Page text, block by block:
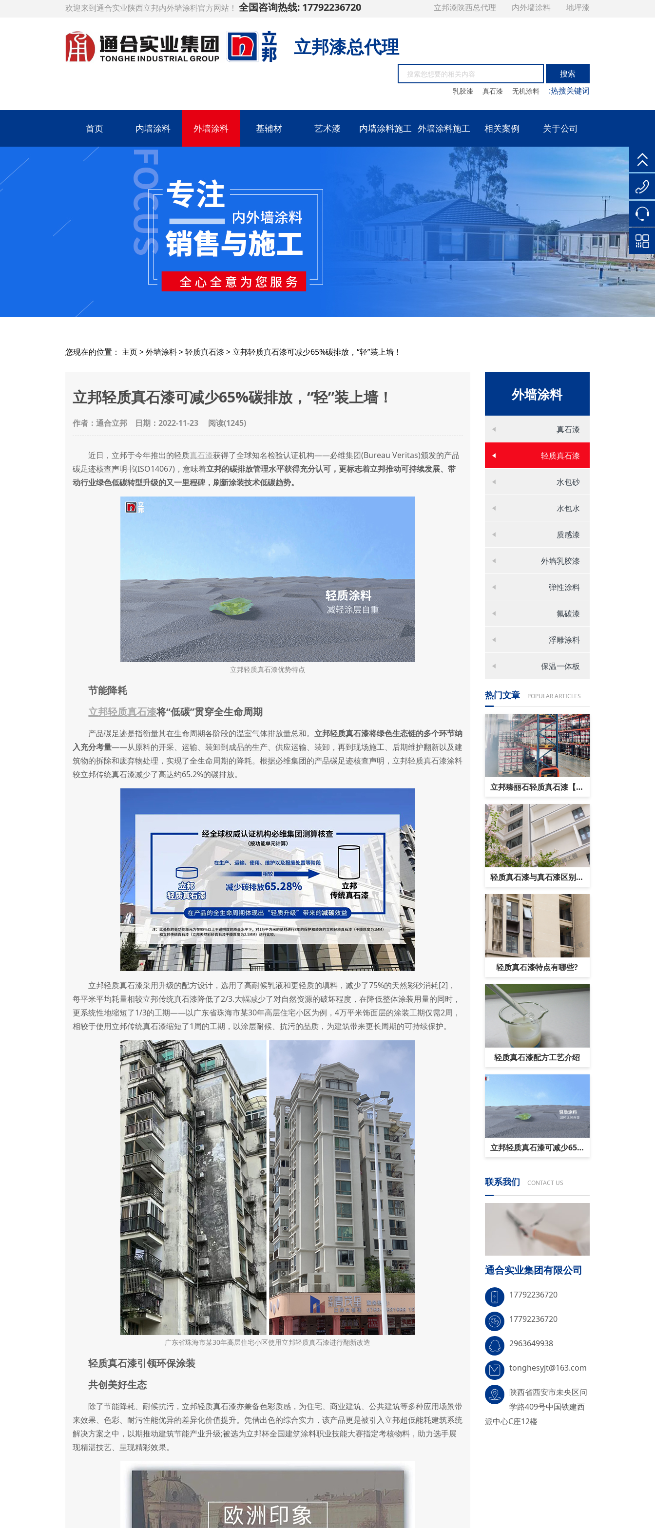
欢迎来到通合实业陕西立邦内外墙涂料官方网站！全国咨询热线: 17792236720 立邦漆陕西总代理 内外墙涂料 地坪漆
立邦漆总代理
乳胶漆 真石漆 无机涂料 :热搜关键词
首页 内墙涂料 外墙涂料 基辅材 艺术漆 内墙涂料施工 外墙涂料施工 相关案例 关于公司
您现在的位置： 主页>外墙涂料>轻质真石漆 > 立邦轻质真石漆可减少65%碳排放，“轻”装上墙！
外墙涂料
真石漆
轻质真石漆
水包砂
水包水
质感漆
外墙乳胶漆
弹性涂料
氟碳漆
浮雕涂料
保温一体板
热门文章 POPULAR ARTICLES
立邦臻丽石轻质真石漆【产
品规格和价格】
轻质真石漆与真石漆区别有
哪些?
轻质真石漆特点有哪些?
轻质真石漆配方工艺介绍
立邦轻质真石漆可减少65%
联系我们 CONTACT US
通合实业集团有限公司
17792236720
17792236720
2963649938
tonghesyjt@163.com
陕西省西安市未央区问
学路409号中国铁建西
派中心C座12楼
立邦轻质真石漆可减少65%碳排放，“轻”装上墙！
作者：通合立邦 日期：2022-11-23 阅读(1245)
近日，立邦于今年推出的轻质真石漆获得了全球知名检验认证机构——必维集团(Bureau Veritas)颁发的产品
碳足迹核查声明书(ISO14067)，意味着立邦的碳排放管理水平获得充分认可，更标志着立邦推动可持续发展、带
动行业绿色低碳转型升级的又一里程碑，刷新涂装技术低碳趋势。
立邦轻质真石漆优势特点
节能降耗
立邦轻质真石漆将“低碳”贯穿全生命周期
产品碳足迹是指衡量其在生命周期各阶段的温室气体排放量总和。立邦轻质真石漆将绿色生态链的多个环节纳
入充分考量——从原料的开采、运输、装卸到成品的生产、供应运输、装卸，再到现场施工、后期维护翻新以及建
筑物的拆除和废弃物处理，实现了全生命周期的降耗。根据必维集团的产品碳足迹核查声明，立邦轻质真石漆涂料
较立邦传统真石漆减少了高达约65.2%的碳排放。
立邦轻质真石漆采用升级的配方设计，选用了高耐候乳液和更轻质的填料，减少了75%的天然彩砂消耗[2]，
每平米平均耗量相较立邦传统真石漆降低了2/3.大幅减少了对自然资源的破坏程度，在降低整体涂装用量的同时，
更系统性地缩短了1/3的工期——以广东省珠海市某30年高层住宅小区为例，4万平米饰面层的涂装工期仅需2周，
相较于使用立邦传统真石漆缩短了1周的工期，以涂层耐候、抗污的品质，为建筑带来更长周期的可持续保护。
广东省珠海市某30年高层住宅小区使用立邦轻质真石漆进行翻新改造
轻质真石漆引领环保涂装
共创美好生态
除了节能降耗、耐候抗污，立邦轻质真石漆亦兼备色彩质感，为住宅、商业建筑、公共建筑等多种应用场景带
来效果、色彩、耐污性能优异的差异化价值提升。凭借出色的综合实力，该产品更是被引入立邦超低能耗建筑系统
解决方案之中，以期推动建筑节能产业升级;被选为立邦杯全国建筑涂料职业技能大赛指定考核物料，助力选手展
现精湛技艺、呈现精彩效果。